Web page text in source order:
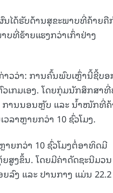
ໄດ້ຮັບດ້ານສຸຂະພາບທີ່ຄ້າຍຄື
ທີ່ຮ້າຍແຮງກວ່າເກົ່າຢ່າງ
າວວ່າ: ການຄົ້ນພົບເຫຼົ່ານີ້ຊີ້ບ
ເກມເອງ. ໂດຍກຸ່ມນັກສຶກສາ
ການນອນຫຼັບ ແລະ ນ້ຳໜັກທີ່
ລາຫຼາຍກວ່າ 10 ຊົ່ວໂມງ.
ຍກວ່າ 10 ຊົ່ວໂມງຕໍ່ອາທິດມີ
ສູງຂຶ້ນ. ໂດຍມີຄ່າດັດຊະນີມວນ
ລົງ ແລະ ປານກາງ ແມ່ນ 22.2
15.040(07-08-